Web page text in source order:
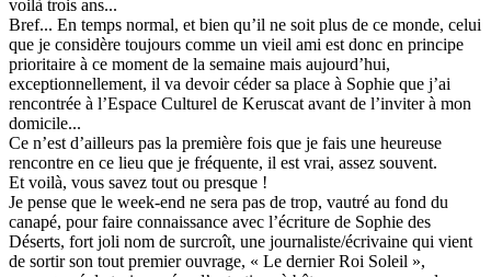
voilà trois ans...
Bref... En temps normal, et bien qu’il ne soit plus de ce monde, celui
que je considère toujours comme un vieil ami est donc en principe
prioritaire à ce moment de la semaine mais aujourd’hui,
exceptionnellement, il va devoir céder sa place à Sophie que j’ai
rencontrée à l’Espace Culturel de Keruscat avant de l’inviter à mon
domicile...
Ce n’est d’ailleurs pas la première fois que je fais une heureuse
rencontre en ce lieu que je fréquente, il est vrai, assez souvent.
Et voilà, vous savez tout ou presque !
Je pense que le week-end ne sera pas de trop, vautré au fond du
canapé, pour faire connaissance avec l’écriture de Sophie des
Déserts, fort joli nom de surcroît, une journaliste/écrivaine qui vient
de sortir son tout premier ouvrage, « Le dernier Roi Soleil »,